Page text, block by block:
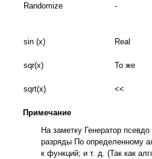
Randomize -
sin (x) Real
sqr(x) To же
sqrt(x) <<
Примечание
На заметку Генератор
разряды По определенному
к функций; и т. д. (Так как